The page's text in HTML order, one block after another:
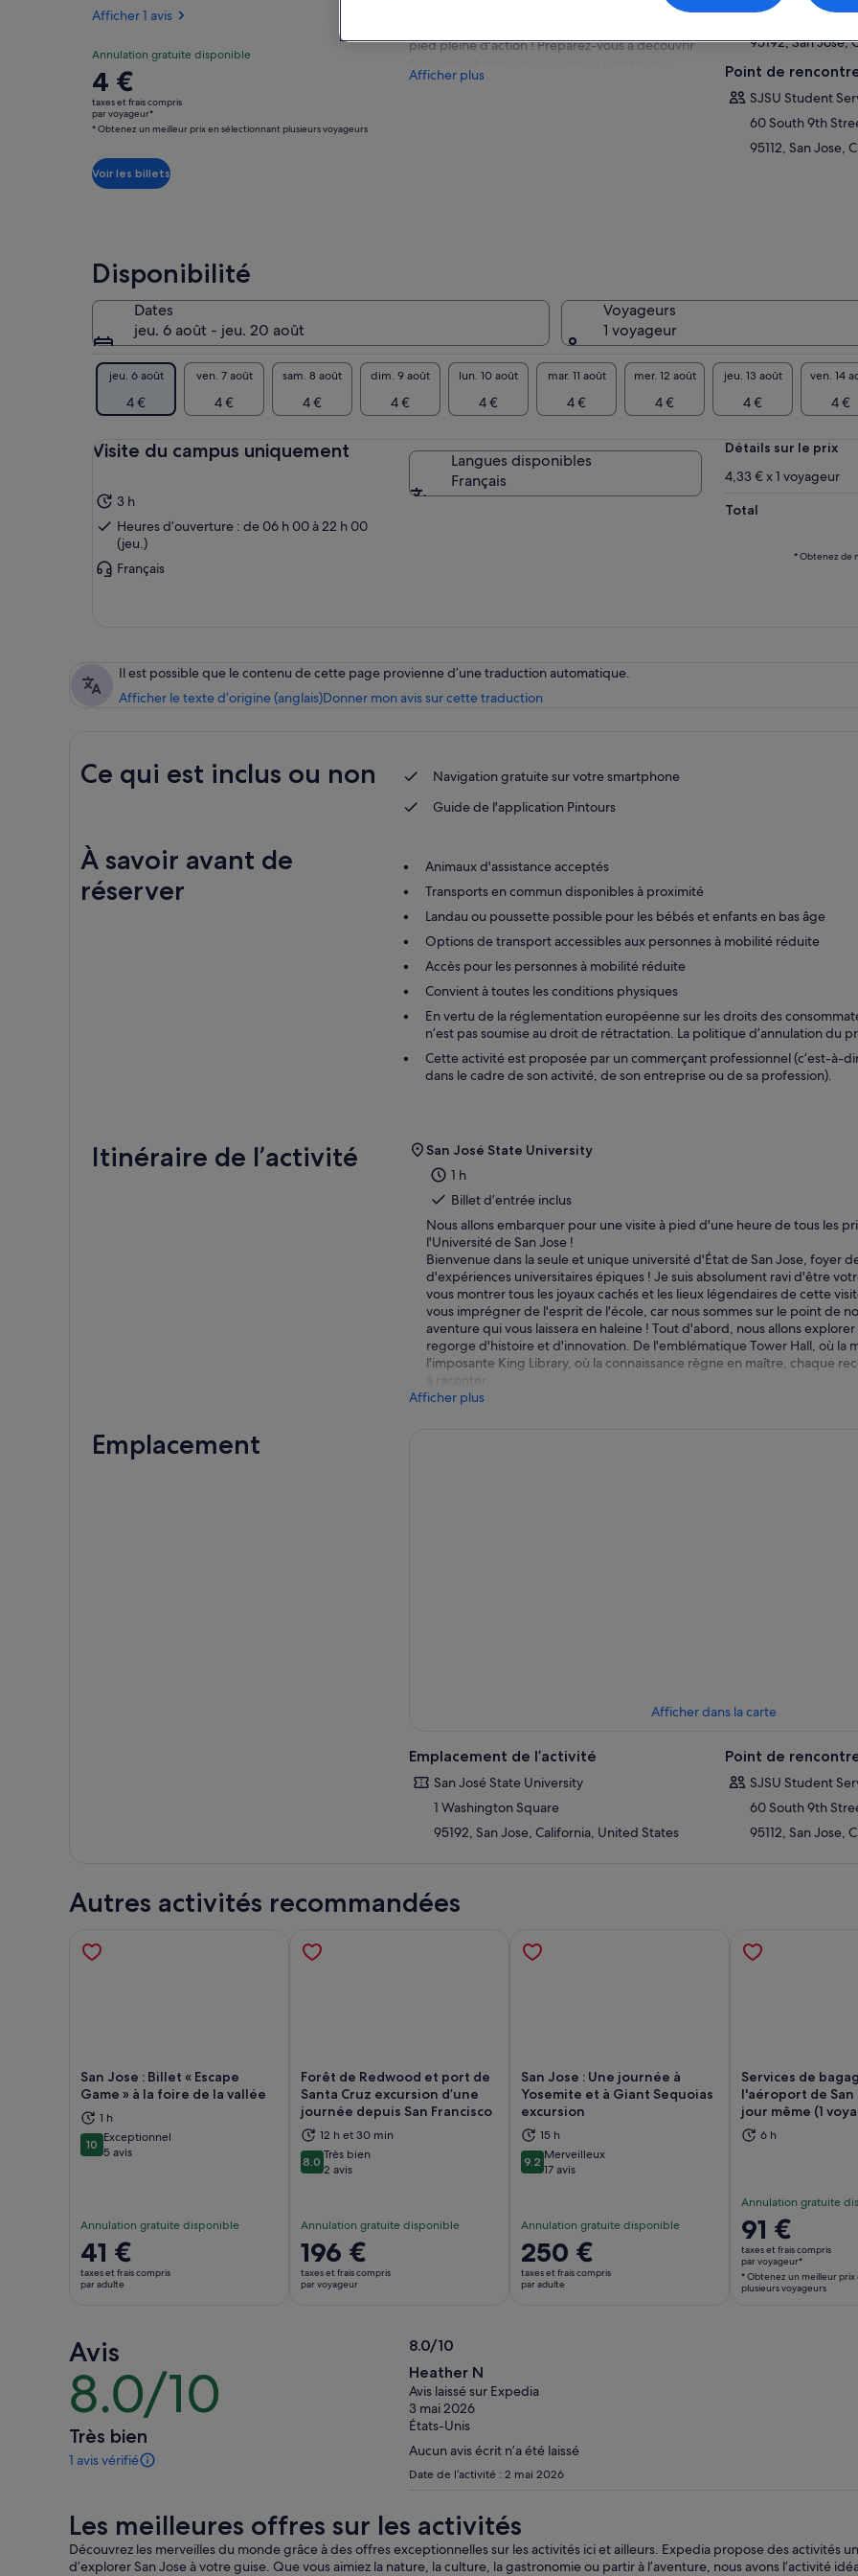
voyageurs
Afficher 1 avis
8.0 sur 10
Très
bien
Afficher
1 avis
Annulation gratuite disponible
Le
prix
est
de 4 €.
par
voyageur*
en
sélectionnant
plusieurs
voyageurs
4 €
taxes et frais compris
par voyageur*
* Obtenez un meilleur prix en sélectionnant plusieurs voyageurs
Voir les billets
Embarquez pour un voyage exaltant au cœur de
pied pleine d'action ! Préparez-vous à découvrir
pendant que nos guides expérimentés vous
visite promet de présenter toutes les facettes
qui rendent l'Université d'État de San Jose
Cette visite est entièrement adaptée à vous avec
l'application Pintours !
que vous le souhaitez ! Vous pouvez sauter un
arrêt que vous n'aimez pas et vous avez toutes
les meilleures informations sur chaque arrêt à
Afficher plus
1 Washington
95192, San Jose,
Point de
SJSU Student
60 South 9th
95112, San Jose,
Disponibilité
Dates
jeu. 6 août - jeu. 20 août
Voyageurs
1 voyageur
jeu. 6 août
4 €
ven. 7 août
4 €
sam. 8 août
4 €
dim. 9 août
4 €
lun. 10 août
4 €
mar. 11 août
4 €
mer. 12 août
4 €
jeu. 13 août
4 €
ven. 14
4 €
Visite du campus uniquement
3 h
Heures d’ouverture : de 06 h 00 à 22 h 00
(jeu.)
Français
Langues disponibles
Français
Détails sur le prix
4,33 € x 1 voyageur
Total
* Obtenez de
Il est possible que le contenu de cette page provienne d’une traduction automatique.
Afficher le texte d’origine (anglais)Donner mon avis sur cette traductionS’ouvre
Ce qui est inclus ou non
Navigation gratuite sur votre smartphone
Guide de l'application Pintours
À savoir avant de
réserver
Animaux d'assistance acceptés
Transports en commun disponibles à proximité
Landau ou poussette possible pour les bébés et enfants en bas âge
Options de transport accessibles aux personnes à mobilité réduite
Accès pour les personnes à mobilité réduite
Convient à toutes les conditions physiques
En vertu de la réglementation européenne sur les droits des
n’est pas soumise au droit de rétractation. La politique d’annulation du
Cette activité est proposée par un commerçant professionnel (c’est-à-
dans le cadre de son activité, de son entreprise ou de sa profession).
Itinéraire de l’activité
San José State University
1 h
Billet d’entrée inclus
Nous allons embarquer pour une visite à pied d'une heure de tous les
l'Université de San Jose !
Bienvenue dans la seule et unique université d'État de San Jose, foyer
d'expériences universitaires épiques ! Je suis absolument ravi d'être
vous montrer tous les joyaux cachés et les lieux légendaires de cette
vous imprégner de l'esprit de l'école, car nous sommes sur le point de
aventure qui vous laissera en haleine ! Tout d'abord, nous allons
regorge d'histoire et d'innovation. De l'emblématique Tower Hall, où la
l'imposante King Library, où la connaissance règne en maître, chaque
à raconter.
Afficher plus
Emplacement
Afficher dans la carte
Emplacement de l’activité
San José State University
1 Washington Square
95192, San Jose, California, United States
Point de
SJSU Student
60 South 9th
95112, San Jose,
Autres activités recommandées
San Jose : Billet « Escape
Game » à la foire de la vallée
1 h
1010 sur 10
Exceptionnel
5 avis
Annulation gratuite disponible
Le
prix
est
adulte
41 €
taxes et frais compris
par adulte
S’ouvre dans un nouvel onglet.
Forêt de Redwood et port de
Santa Cruz excursion d’une
journée depuis San Francisco
12 h et 30 min
8.08.0 sur 10
Très bien
2 avis
Annulation gratuite disponible
Le
prix
est
196 €
taxes et frais compris
par voyageur
S’ouvre dans un nouvel onglet.
San Jose : Une journée à
Yosemite et à Giant Sequoias
excursion
15 h
9.29.2 sur 10
Merveilleux
17 avis
Annulation gratuite disponible
Le
prix
est
250 €
taxes et frais compris
par adulte
S’ouvre dans un nouvel onglet.
Services de
l'aéroport de San
jour même (1
6 h
Annulation gratuite
Le
prix
est
de 91 €.
91 €
taxes et frais compris
par voyageur*
* Obtenez un meilleur prix
plusieurs voyageurs
Avis
8.0/10
8.0
sur
10
Très bien
1 avis vérifié
1 avis
activité.
Plus
d’informations
sur
8.0/10
8.0
sur
10
Heather N
Avis laissé sur Expedia
3 mai 2026
États-Unis
Aucun avis écrit n’a été laissé
Date de l’activité : 2 mai 2026
Les meilleures offres sur les activités
Découvrez les merveilles du monde grâce à des offres exceptionnelles sur les activités ici et ailleurs. Expedia propose des activités
d’explorer San Jose à votre guise. Que vous aimiez la nature, la culture, la gastronomie ou partir à l’aventure, nous avons l’activité